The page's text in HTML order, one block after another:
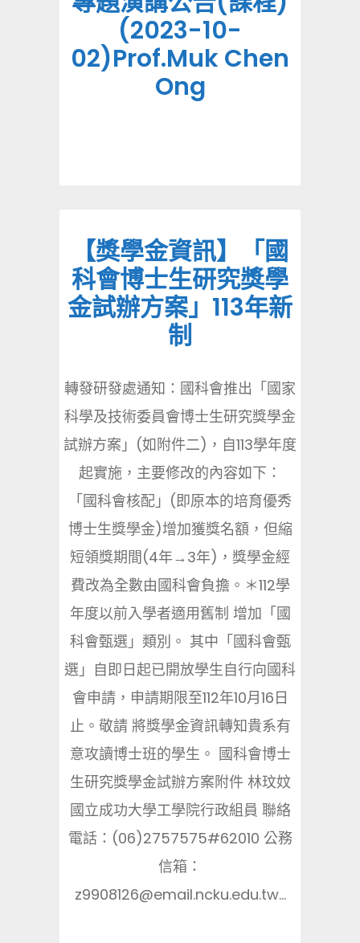
(2023-10-
02)Prof.Muk Chen
Ong
【獎學金資訊】「國
科會博士生研究獎學
金試辦方案」113年新
制
轉發研發處通知：國科會推出「國家
科學及技術委員會博士生研究獎學金
試辦方案」(如附件二)，自113學年度
起實施，主要修改的內容如下：
「國科會核配」(即原本的培育優秀
博士生獎學金)增加獲獎名額，但縮
短領獎期間(4年→3年)，獎學金經
費改為全數由國科會負擔。＊112學
年度以前入學者適用舊制 增加「國
科會甄選」類別。 其中「國科會甄
選」自即日起已開放學生自行向國科
會申請，申請期限至112年10月16日
止。敬請 將獎學金資訊轉知貴系有
意攻讀博士班的學生。 國科會博士
生研究獎學金試辦方案附件 林玟妏
國立成功大學工學院行政組員 聯絡
電話：(06)2757575#62010 公務
信箱：
z9908126@email.ncku.edu.tw...